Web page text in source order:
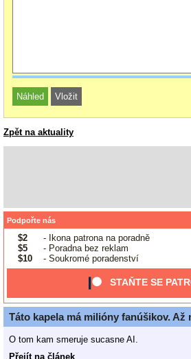
Zpět na aktuality
Podpořte nás
$2
- Ikona patrona na poradně
$5
- Poradna bez reklam
$10
- Soukromé poradenství
STAŇTE SE
Táto kapela má milióny fanúšikov. Až
O tom kam smeruje sucasne AI.
Přejít na článek